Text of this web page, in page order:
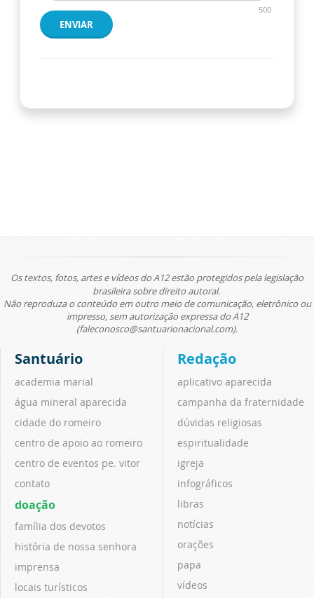
500
ENVIAR
Os textos, fotos, artes e vídeos do A12 estão protegidos pela legislação
brasileira sobre direito autoral.
Não reproduza o conteúdo em outro meio de comunicação, eletrônico ou
impresso, sem autorização expressa do A12
(faleconosco@santuarionacional.com).
Santuário
academia marial
água mineral aparecida
cidade do romeiro
centro de apoio ao romeiro
centro de eventos pe. vitor
contato
doação
família dos devotos
história de nossa senhora
imprensa
locais turísticos
Redação
aplicativo aparecida
campanha da fraternidade
dúvidas religiosas
espiritualidade
igreja
infográficos
libras
notícias
orações
papa
vídeos